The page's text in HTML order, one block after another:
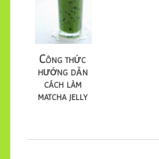
Công thức
hướng dẫn
cách làm
matcha jelly